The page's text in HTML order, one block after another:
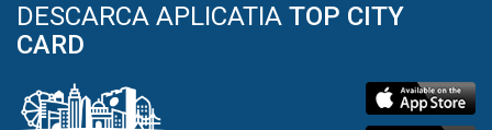
DESCARCA APLICATIA TOP CITY
CARD